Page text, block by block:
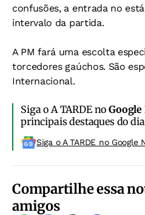
confusões, a entrada no
intervalo da partida.
A PM fará uma escolta
torcedores gaúchos. São
Internacional.
Siga o A TARDE no
principais destaques do
Siga o A TARDE no Google
Compartilhe essa
amigos